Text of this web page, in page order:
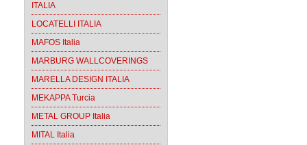
ITALIA
LOCATELLI ITALIA
MAFOS Italia
MARBURG WALLCOVERINGS
MARELLA DESIGN ITALIA
MEKAPPA Turcia
METAL GROUP Italia
MITAL Italia